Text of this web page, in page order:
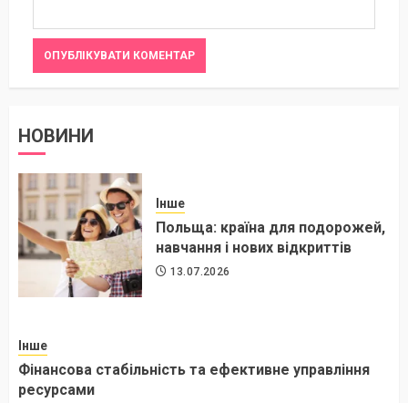
НОВИНИ
Інше
Польща: країна для подорожей,
навчання і нових відкриттів
13.07.2026
Інше
Фінансова стабільність та ефективне управління
ресурсами